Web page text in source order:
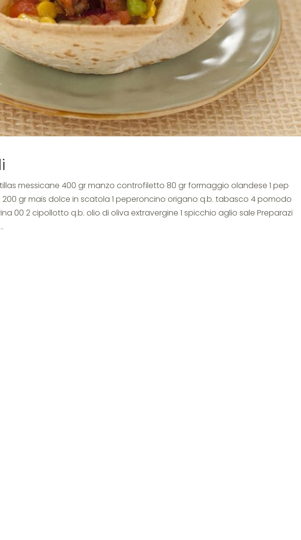
messicane 400 gr manzo controfiletto 80 gr formaggio olandese 1 pep
200 gr mais dolce in scatola 1 peperoncino origano q.b. tabasco 4 pomodo
00 2 cipollotto q.b. olio di oliva extravergine 1 spicchio aglio sale Preparazi